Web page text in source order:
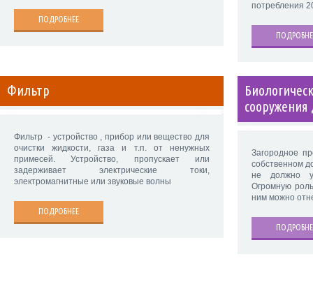
ПОДРОБНЕЕ
потребления
Фильтр
Фильтр - устройство , прибор или вещество для
очистки жидкости, газа и т.п. от ненужных
примесей. Устройство, пропускает или
задерживает электрические токи,
электромагнитные или звуковые волны
ПОДРОБНЕЕ
Загородное
собственном
не должно
Огромную
ним можно